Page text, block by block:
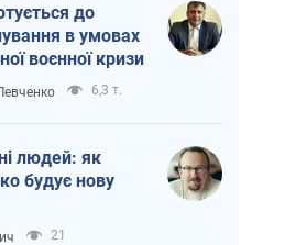
до
в умовах
воєнної кризи
6,3 т.
людей: як
будує нову
21